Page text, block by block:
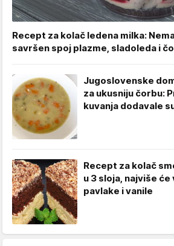
Recept za kolač ledena milka:
savršen spoj plazme, sladoleda i
Jugoslovenske
za ukusniju čorbu:
kuvanja dodavale
Recept za kolač
u 3 sloja, najviše
pavlake i vanile